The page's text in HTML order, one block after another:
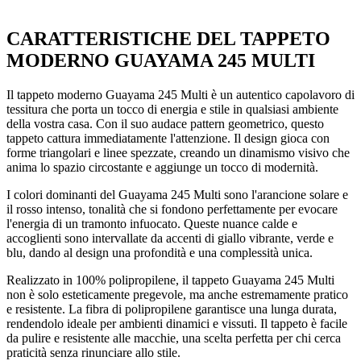
CARATTERISTICHE DEL TAPPETO
MODERNO GUAYAMA 245 MULTI
Il tappeto moderno Guayama 245 Multi è un autentico capolavoro di
tessitura che porta un tocco di energia e stile in qualsiasi ambiente
della vostra casa. Con il suo audace pattern geometrico, questo
tappeto cattura immediatamente l'attenzione. Il design gioca con
forme triangolari e linee spezzate, creando un dinamismo visivo che
anima lo spazio circostante e aggiunge un tocco di modernità.
I colori dominanti del Guayama 245 Multi sono l'arancione solare e
il rosso intenso, tonalità che si fondono perfettamente per evocare
l'energia di un tramonto infuocato. Queste nuance calde e
accoglienti sono intervallate da accenti di giallo vibrante, verde e
blu, dando al design una profondità e una complessità unica.
Realizzato in 100% polipropilene, il tappeto Guayama 245 Multi
non è solo esteticamente pregevole, ma anche estremamente pratico
e resistente. La fibra di polipropilene garantisce una lunga durata,
rendendolo ideale per ambienti dinamici e vissuti. Il tappeto è facile
da pulire e resistente alle macchie, una scelta perfetta per chi cerca
praticità senza rinunciare allo stile.